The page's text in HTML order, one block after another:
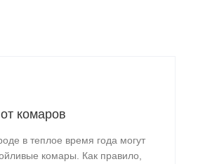
комаров
в теплое время года могут
комары. Как правило,